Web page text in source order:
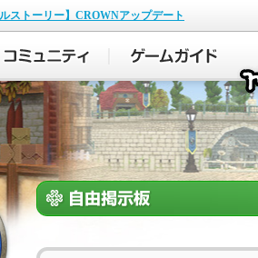
ルストーリー】CROWNアップデート